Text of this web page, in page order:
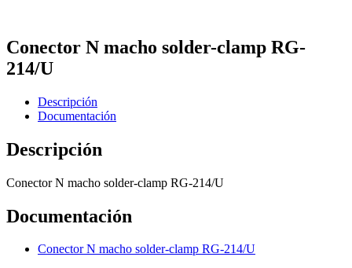
Conector N macho solder-clamp RG-
214/U
Descripción
Documentación
Descripción
Conector N macho solder-clamp RG-214/U
Documentación
Conector N macho solder-clamp RG-214/U